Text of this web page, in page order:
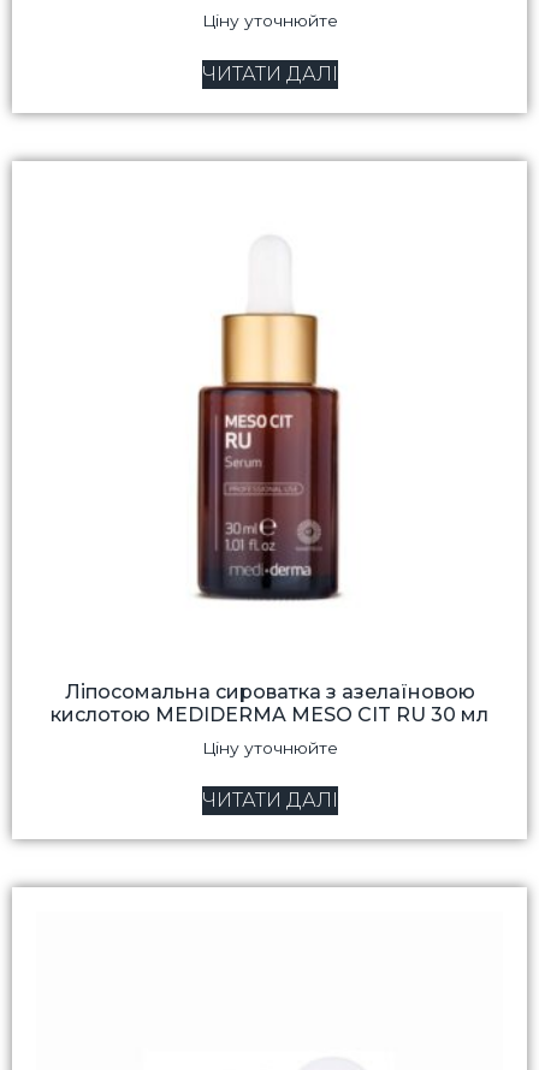
Ціну уточнюйте
ЧИТАТИ ДАЛІ
Ліпосомальна сироватка з азелаїновою
кислотою MEDIDERMA MESO CIT RU 30 мл
Ціну уточнюйте
ЧИТАТИ ДАЛІ